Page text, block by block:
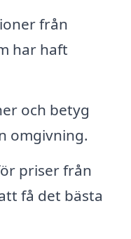
från
har haft
och betyg
omgivning.
priser från
få det bästa